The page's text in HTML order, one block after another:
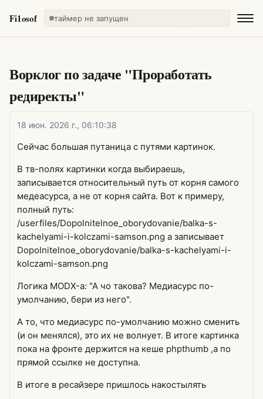
Fi1osof таймер не запущен
Ворклог по задаче "Проработать
редиректы"
18 июн. 2026 г., 06:10:38
Сейчас большая путаница с путями картинок.
В тв-полях картинки когда выбираешь,
записывается относительный путь от корня самого
медеасурса, а не от корня сайта. Вот к примеру,
полный путь:
/userfiles/Dopolnitelnoe_oborydovanie/balka-s-
kachelyami-i-kolczami-samson.png а записывает
Dopolnitelnoe_oborydovanie/balka-s-kachelyami-i-
kolczami-samson.png
Логика MODX-а: "А чо такова? Медиасурс по-
умолчанию, бери из него".
А то, что медиасурс по-умолчанию можно сменить
(и он менялся), это их не волнует. В итоге картинка
пока на фронте держится на кеше phpthumb ,а по
прямой ссылке не доступна.
В итоге в ресайзере пришлось накостылять